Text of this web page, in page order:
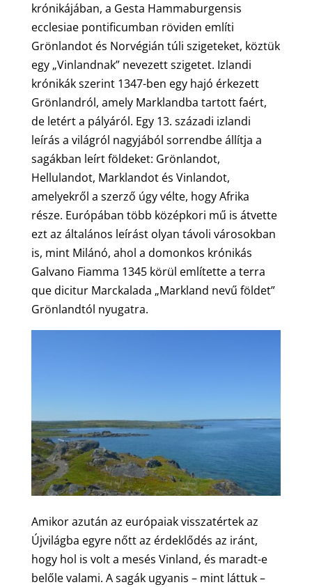
krónikájában, a Gesta Hammaburgensis
ecclesiae pontificumban röviden említi
Grönlandot és Norvégián túli szigeteket, köztük
egy „Vinlandnak” nevezett szigetet. Izlandi
krónikák szerint 1347-ben egy hajó érkezett
Grönlandról, amely Marklandba tartott faért,
de letért a pályáról. Egy 13. századi izlandi
leírás a világról nagyjából sorrendbe állítja a
sagákban leírt földeket: Grönlandot,
Hellulandot, Marklandot és Vinlandot,
amelyekről a szerző úgy vélte, hogy Afrika
része. Európában több középkori mű is átvette
ezt az általános leírást olyan távoli városokban
is, mint Milánó, ahol a domonkos krónikás
Galvano Fiamma 1345 körül említette a terra
que dicitur Marckalada „Markland nevű földet”
Grönlandtól nyugatra.
Amikor azután az európaiak visszatértek az
Újvilágba egyre nőtt az érdeklődés az iránt,
hogy hol is volt a mesés Vinland, és maradt-e
belőle valami. A sagák ugyanis – mint láttuk –